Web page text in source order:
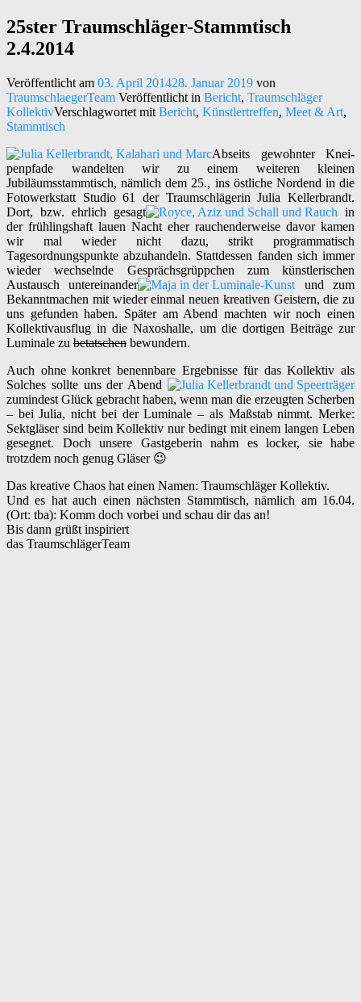
Traumschläger Kollektiv e.V.
Kunst – Kultur – Musik
25ster Traumschläger-Stammtisch
2.4.2014
Veröffentlicht am 03. April 201428. Januar 2019 von
TraumschlaegerTeam Veröffentlicht in Bericht, Traumschläger
KollektivVerschlagwortet mit Bericht, Künstlertreffen, Meet & Art,
Stammtisch
Abseits gewohnter Knei-
penpfade wandelten wir zu einem weiteren kleinen
Jubiläumsstammtisch, nämlich dem 25., ins östliche Nordend in die
Fotowerkstatt Studio 61 der Traumschlägerin Julia Kellerbrandt.
Dort, bzw. ehrlich gesagt
in
der frühlingshaft lauen Nacht eher rauchenderweise davor kamen
wir mal wieder nicht dazu, strikt programmatisch
Tagesordnungspunkte abzuhandeln. Stattdessen fanden sich immer
wieder wechselnde Gesprächsgrüppchen zum künstlerischen
Austausch untereinander
und zum
Bekanntmachen mit wieder einmal neuen kreativen Geistern, die zu
uns gefunden haben. Später am Abend machten wir noch einen
Kollektivausflug in die Naxoshalle, um die dortigen Beiträge zur
Luminale zu betatschen bewundern.
Auch ohne konkret benennbare Ergebnisse für das Kollektiv als
Solches sollte uns der Abend
zumindest Glück gebracht haben, wenn man die erzeugten Scherben
– bei Julia, nicht bei der Luminale – als Maßstab nimmt. Merke:
Sektgläser sind beim Kollektiv nur bedingt mit einem langen Leben
gesegnet. Doch unsere Gastgeberin nahm es locker, sie habe
trotzdem noch genug Gläser 😉
Das kreative Chaos hat einen Namen: Traumschläger Kollektiv.
Und es hat auch einen nächsten Stammtisch, nämlich am 16.04.
(Ort: tba): Komm doch vorbei und schau dir das an!
Bis dann grüßt inspiriert
das TraumschlägerTeam